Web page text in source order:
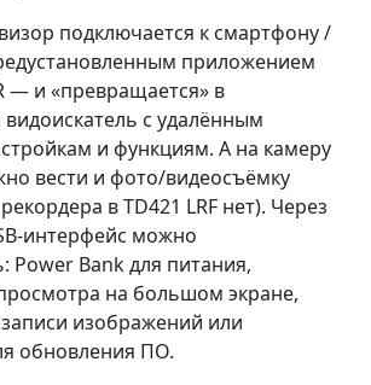
подключается к смартфону /
приложением
— и «превращается» в
с удалённым
и функциям. А на камеру
вести и фото/видеосъёмку
в TD421 LRF нет). Через
интерфейс можно
Power Bank для питания,
на большом экране,
изображений или
обновления ПО.